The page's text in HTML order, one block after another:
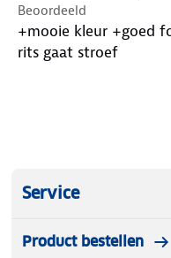
Beoordeeld
+mooie kleur +goed
rits gaat stroef
Service
Product bestellen